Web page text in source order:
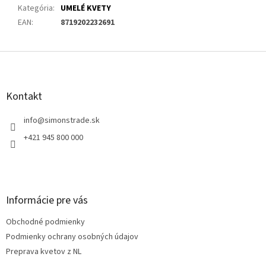
Kategória: UMELÉ KVETY
EAN: 8719202232691
Z
Kontakt
info@simonstrade.sk
+421 945 800 000
Informácie pre vás
Obchodné podmienky
Podmienky ochrany osobných údajov
Preprava kvetov z NL